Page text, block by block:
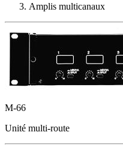
Amplis multicanaux
M-66
Unité multi-route